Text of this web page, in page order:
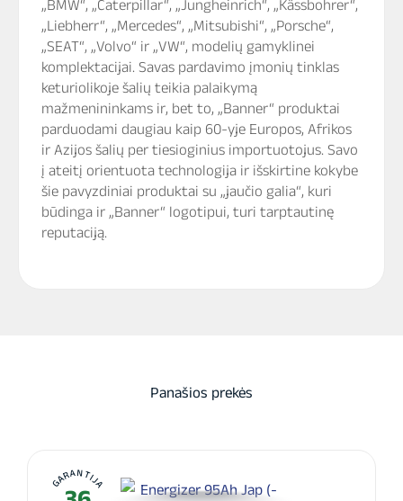
„BMW“, „Caterpillar“, „Jungheinrich“, „Kässbohrer“,
„Liebherr“, „Mercedes“, „Mitsubishi“, „Porsche“,
„SEAT“, „Volvo“ ir „VW“, modelių gamyklinei
komplektacijai. Savas pardavimo įmonių tinklas
keturiolikoje šalių teikia palaikymą
mažmenininkams ir, bet to, „Banner“ produktai
parduodami daugiau kaip 60-yje Europos, Afrikos
ir Azijos šalių per tiesioginius importuotojus. Savo
į ateitį orientuota technologija ir išskirtine kokybe
šie pavyzdiniai produktai su „jaučio galia“, kuri
būdinga ir „Banner“ logotipui, turi tarptautinę
reputaciją.
Panašios prekės
GARANTIJA